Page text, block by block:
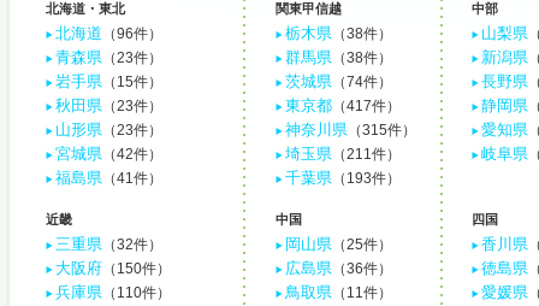
北海道・東北
北海道 （96件）
青森県 （23件）
岩手県 （15件）
秋田県 （23件）
山形県 （23件）
宮城県 （42件）
福島県 （41件）
関東甲信越
栃木県 （38件）
群馬県 （38件）
茨城県 （74件）
東京都 （417件）
神奈川県 （315件）
埼玉県 （211件）
千葉県 （193件）
中部
山梨県
新潟県
長野県
静岡県
愛知県
岐阜県
近畿
三重県 （32件）
大阪府 （150件）
兵庫県 （110件）
中国
岡山県 （25件）
広島県 （36件）
鳥取県 （11件）
四国
香川県
徳島県
愛媛県